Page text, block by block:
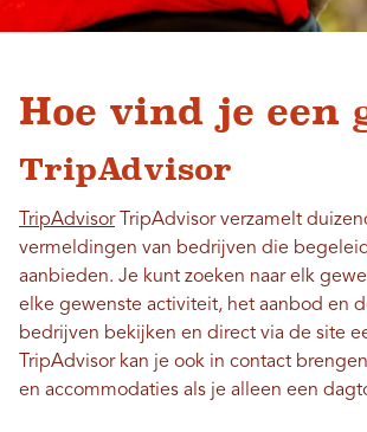
Hoe vind je een
TripAdvisor
TripAdvisorTripAdvisor verzamelt
vermeldingen van bedrijven die
aanbieden. Je kunt zoeken naar elk
elke gewenste activiteit, het aanbod en
bedrijven bekijken en direct via de site
TripAdvisor kan je ook in contact
en accommodaties als je alleen een